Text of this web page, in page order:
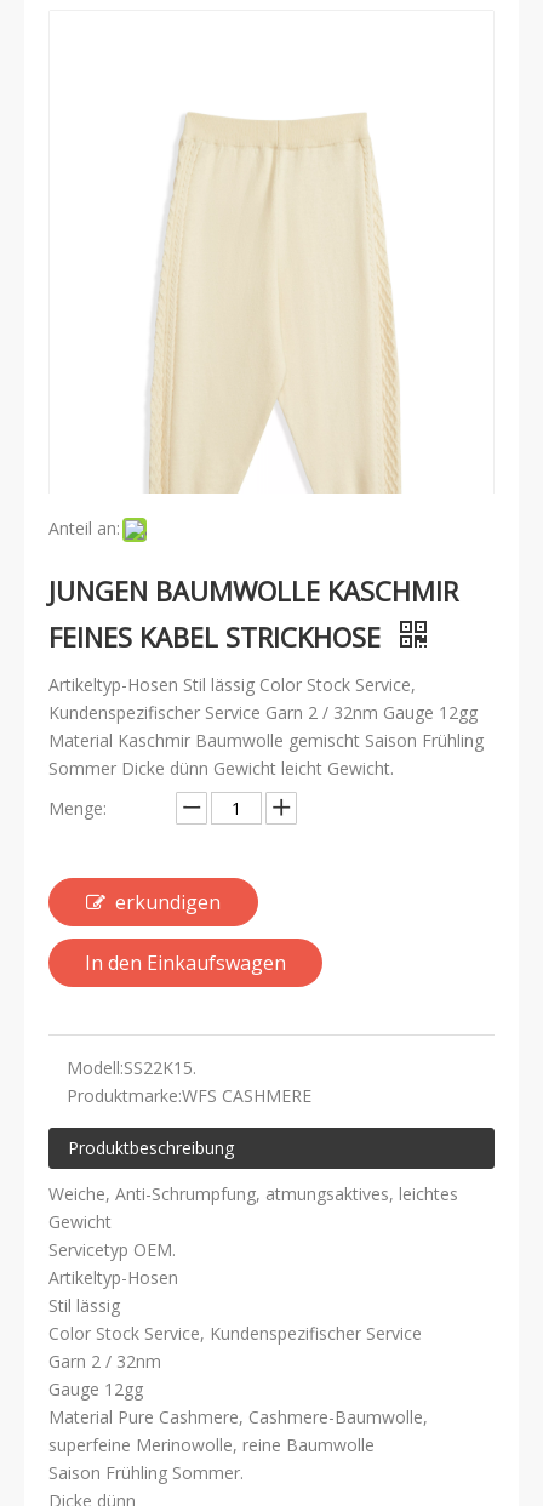
Anteil an:
JUNGEN BAUMWOLLE KASCHMIR
FEINES KABEL STRICKHOSE
Artikeltyp-Hosen Stil lässig Color Stock Service,
Kundenspezifischer Service Garn 2 / 32nm Gauge 12gg
Material Kaschmir Baumwolle gemischt Saison Frühling
Sommer Dicke dünn Gewicht leicht Gewicht.
Menge:
erkundigen
In den Einkaufswagen
Modell:SS22K15.
Produktmarke:WFS CASHMERE
Produktbeschreibung
Weiche, Anti-Schrumpfung, atmungsaktives, leichtes
Gewicht
Servicetyp OEM.
Artikeltyp-Hosen
Stil lässig
Color Stock Service, Kundenspezifischer Service
Garn 2 / 32nm
Gauge 12gg
Material Pure Cashmere, Cashmere-Baumwolle,
superfeine Merinowolle, reine Baumwolle
Saison Frühling Sommer.
Dicke dünn